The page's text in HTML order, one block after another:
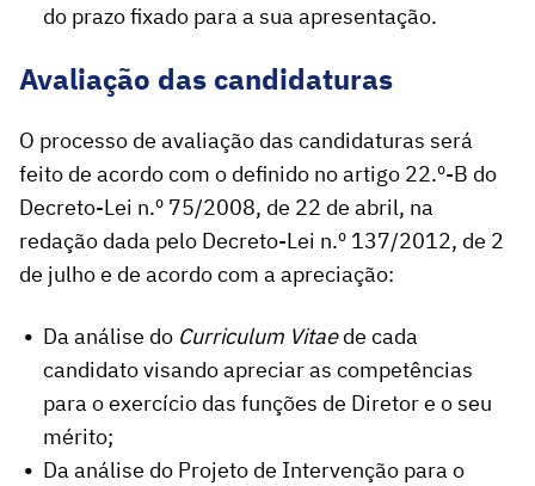
do prazo fixado para a sua apresentação.
Avaliação das candidaturas
O processo de avaliação das candidaturas será
feito de acordo com o definido no artigo 22.º-B do
Decreto-Lei n.º 75/2008, de 22 de abril, na
redação dada pelo Decreto-Lei n.º 137/2012, de 2
de julho e de acordo com a apreciação:
Da análise do Curriculum Vitaede cada
candidato visando apreciar as competências
para o exercício das funções de Diretor e o seu
mérito;
Da análise do Projeto de Intervenção para o